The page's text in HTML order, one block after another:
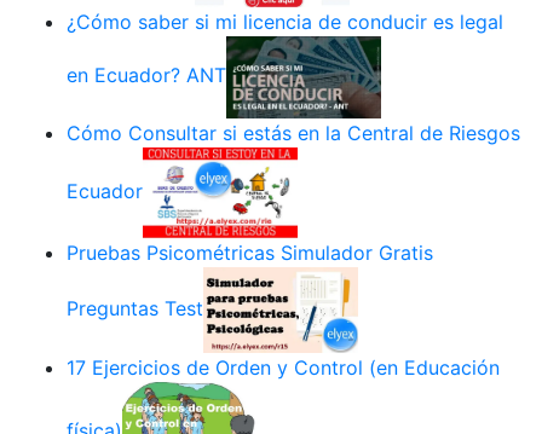
¿Cómo saber si mi licencia de conducir es legal
en Ecuador? ANT
Cómo Consultar si estás en la Central de Riesgos
Ecuador
Pruebas Psicométricas Simulador Gratis
Preguntas Test
17 Ejercicios de Orden y Control (en Educación